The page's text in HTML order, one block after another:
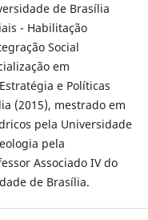
de Brasília
- Habilitação
Social
em
e Políticas
(2015), mestrado em
pela Universidade
pela
Associado IV do
de Brasília.